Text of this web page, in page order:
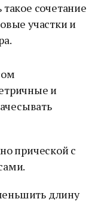
сочетание
участки и
и
прической с
длину